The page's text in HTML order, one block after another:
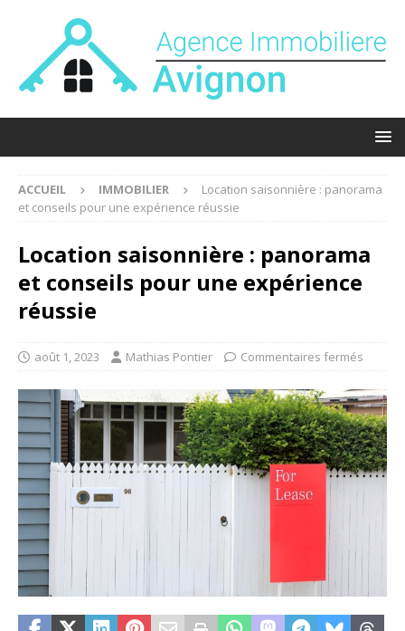
ACCUEIL IMMOBILIER
Location saisonnière : panorama
et conseils pour une expérience réussie
Location saisonnière : panorama
et conseils pour une expérience
réussie
août 1, 2023 Mathias Pontier Commentaires fermés